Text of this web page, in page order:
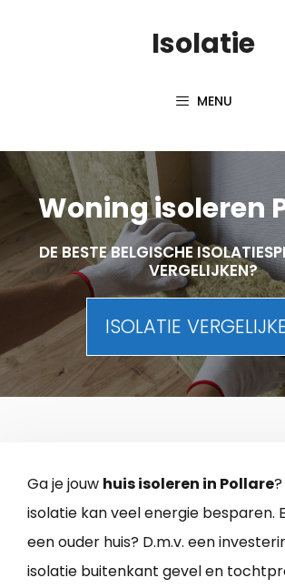
Isolatie
MENU
Woning isoleren
DE BESTE BELGISCHE
VERGELIJKEN?
ISOLATIE
Ga je jouw huis isoleren in Pollare
isolatie kan veel energie besparen.
een ouder huis? D.m.v. een
isolatie buitenkant gevel en